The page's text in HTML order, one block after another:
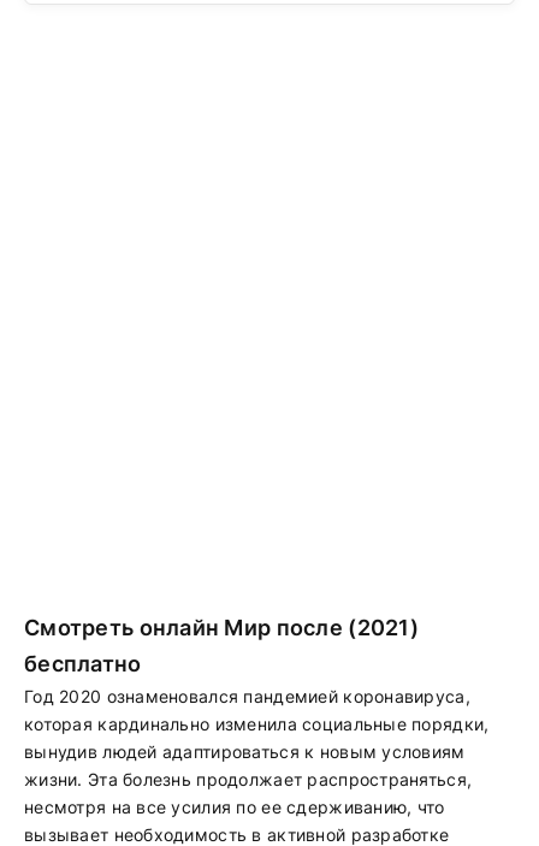
Смотреть онлайн Мир после (2021)
бесплатно
Год 2020 ознаменовался пандемией коронавируса,
которая кардинально изменила социальные порядки,
вынудив людей адаптироваться к новым условиям
жизни. Эта болезнь продолжает распространяться,
несмотря на все усилия по ее сдерживанию, что
вызывает необходимость в активной разработке